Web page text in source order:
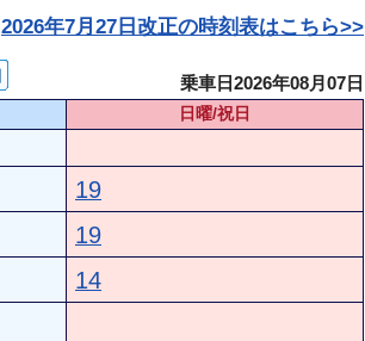
2026年7月27日改正の時刻表はこちら>>
乗車日2026年08月07日
日曜/祝日
19
19
14